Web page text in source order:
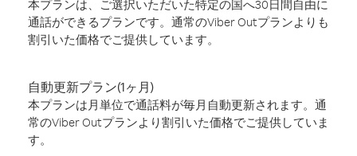
本プランは、ご選択いただいた特定の国へ30日間自由に
通話ができるプランです。通常のViber Outプランよりも
割引いた価格でご提供しています。
自動更新プラン(1ヶ月)
本プランは月単位で通話料が毎月自動更新されます。通
常のViber Outプランより割引いた価格でご提供していま
す。